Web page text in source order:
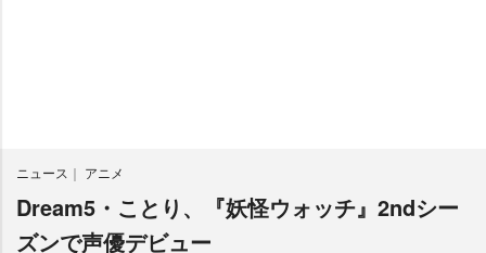
ニュース アニメ
Dream5・ことり、『妖怪ウォッチ』2ndシー
ズンで声優デビュー